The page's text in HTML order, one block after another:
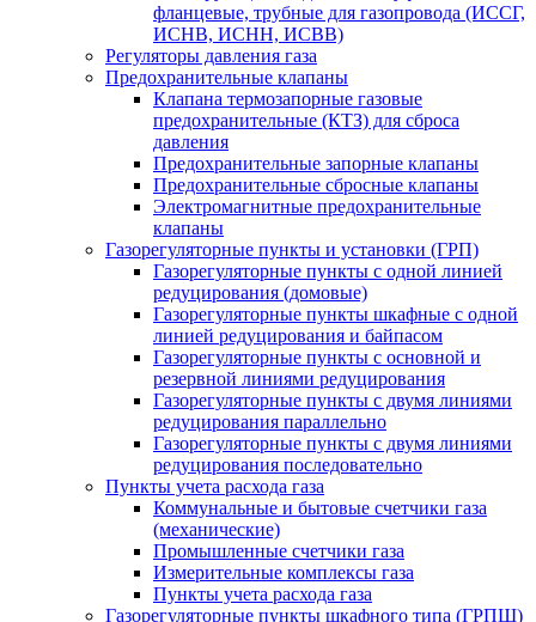
фланцевые, трубные для газопровода (ИССГ,
ИСНВ, ИСНН, ИСВВ)
Регуляторы давления газа
Предохранительные клапаны
Клапана термозапорные газовые
предохранительные (КТЗ) для сброса
давления
Предохранительные запорные клапаны
Предохранительные сбросные клапаны
Электромагнитные предохранительные
клапаны
Газорегуляторные пункты и установки (ГРП)
Газорегуляторные пункты с одной линией
редуцирования (домовые)
Газорегуляторные пункты шкафные с одной
линией редуцирования и байпасом
Газорегуляторные пункты с основной и
резервной линиями редуцирования
Газорегуляторные пункты с двумя линиями
редуцирования параллельно
Газорегуляторные пункты с двумя линиями
редуцирования последовательно
Пункты учета расхода газа
Коммунальные и бытовые счетчики газа
(механические)
Промышленные счетчики газа
Измерительные комплексы газа
Пункты учета расхода газа
Газорегуляторные пункты шкафного типа (ГРПШ)